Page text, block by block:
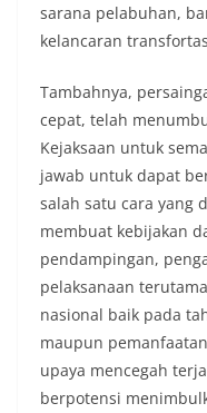
sarana pelabuhan,
kelancaran
Tambahnya,
cepat, telah
Kejaksaan untuk
jawab untuk dapat
salah satu cara yang
membuat kebijakan
pendampingan,
pelaksanaan
nasional baik pada
maupun
upaya mencegah
berpotensi